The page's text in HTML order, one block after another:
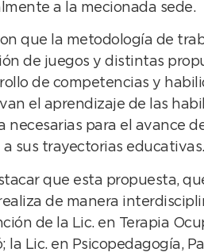
a la mecionada sede.
que la metodología de
de juegos y distintas
de competencias y
el aprendizaje de las
necesarias para el avance
a sus trayectorias educativas.
que esta propuesta,
de manera
de la Lic. en Terapia
la Lic. en Psicopedagogía,